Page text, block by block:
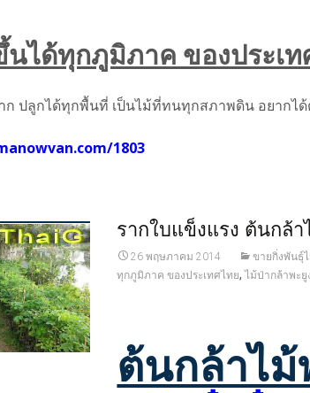
ได้ทุกภูมิภาค ของประเท
ก ปลูกได้ทุกพื้นที่ เป็นไม้ที่ทนทุกสภาพดิน อยาก
1803
รากใบแข็งแรง ต้นกล้
26 พฤษภาคม 2014 ขายกิ่งพันธุ์
ทุกภูมิภาค ของประเทศไทย,ไม้ป่ากล้าพะยู
ต้นกล้าไม้